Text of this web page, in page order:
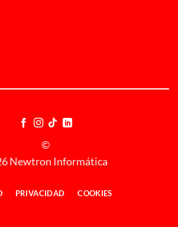
©
Newtron Informática
PRIVACIDAD COOKIES